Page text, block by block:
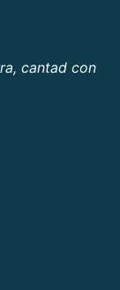
cantad con